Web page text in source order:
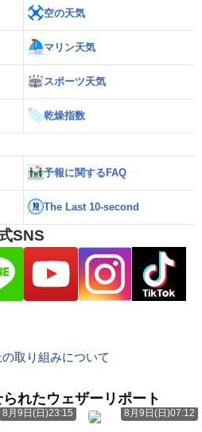
空の天気
マリン天気
スポーツ天気
乾燥指数
予報に関するFAQ
The Last 10-second
SNS
取り組みについて
れたウェザーリポート
8月9日(日)23:15 8月9日(日)07:12